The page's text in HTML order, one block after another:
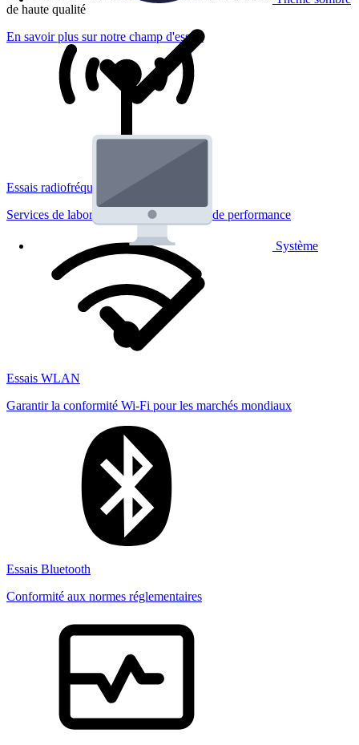
Système
de haute qualité
En savoir plus sur notre champ d'essais
Essais radiofréquences
Services de laboratoire réglementaires et de performance
Essais WLAN
Garantir la conformité Wi-Fi pour les marchés mondiaux
Essais Bluetooth
Conformité aux normes réglementaires